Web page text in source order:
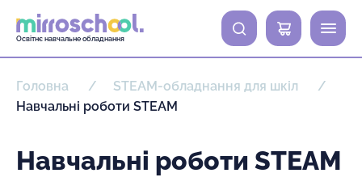
Освітнє навчальне обладнання
0
Головна
STEAM-обладнання для шкіл
Навчальні роботи STEAM
Навчальні роботи STEAM